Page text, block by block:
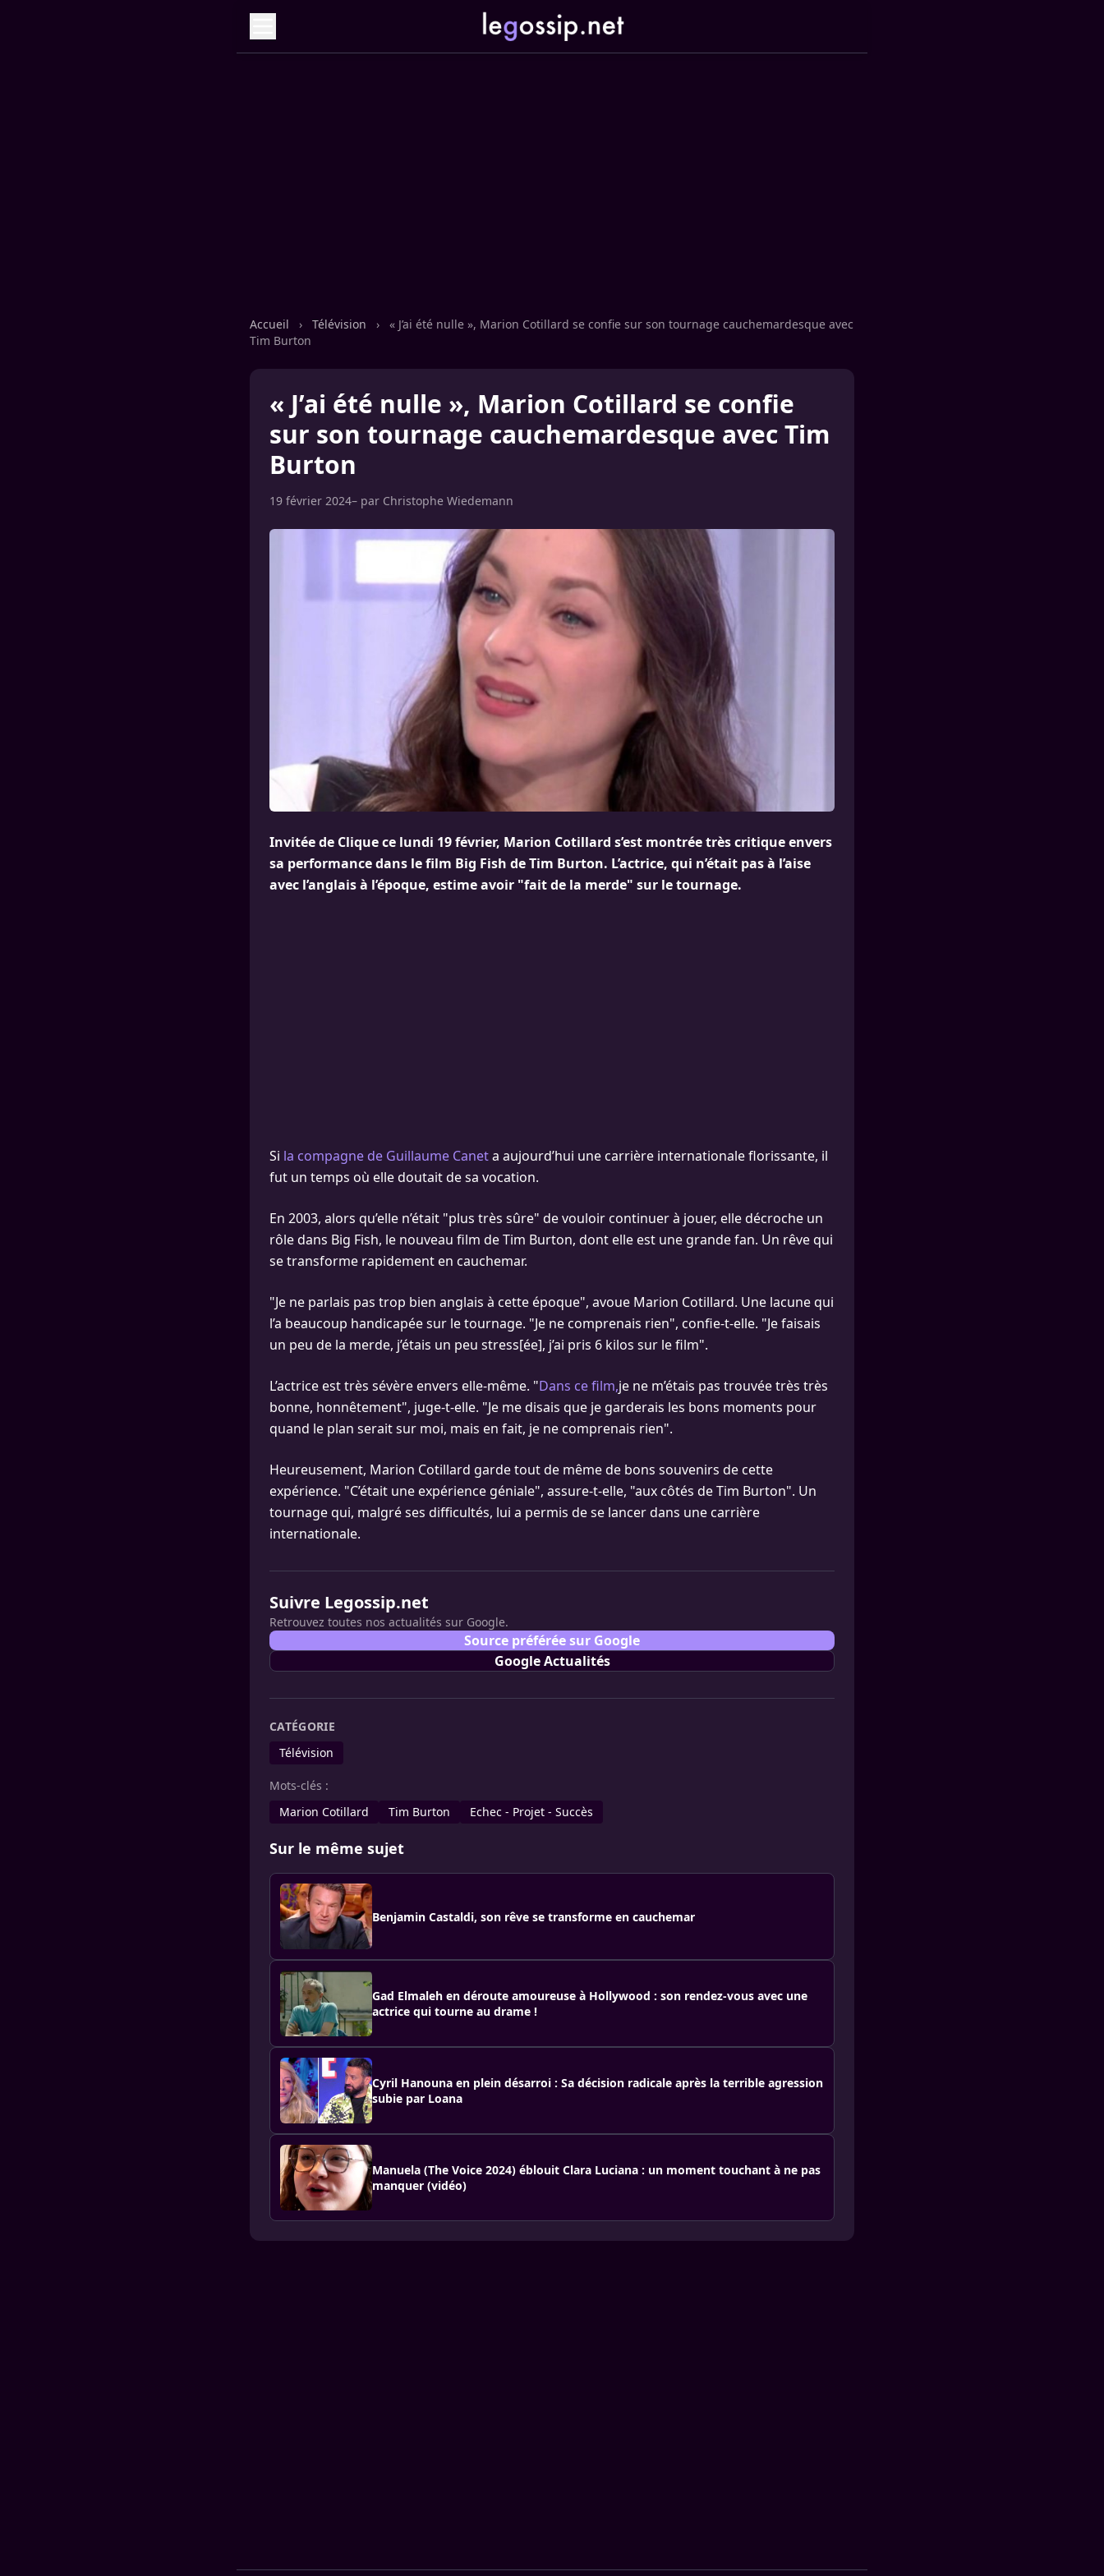
Accueil › Télévision ›
« J’ai été nulle », Marion Cotillard se confie sur son tournage cauchemardesque avec
Tim Burton
« J’ai été nulle », Marion Cotillard se confie
sur son tournage cauchemardesque avec Tim
Burton
19 février 2024– par Christophe Wiedemann
Invitée de Clique ce lundi 19 février, Marion Cotillard s’est montrée très critique envers
sa performance dans le film Big Fish de Tim Burton. L’actrice, qui n’était pas à l’aise
avec l’anglais à l’époque, estime avoir "fait de la merde" sur le tournage.
Si la compagne de Guillaume Caneta aujourd’hui une carrière internationale florissante, il
fut un temps où elle doutait de sa vocation.
En 2003, alors qu’elle n’était "plus très sûre" de vouloir continuer à jouer, elle décroche un
rôle dans Big Fish, le nouveau film de Tim Burton, dont elle est une grande fan. Un rêve qui
se transforme rapidement en cauchemar.
"Je ne parlais pas trop bien anglais à cette époque", avoue Marion Cotillard. Une lacune qui
l’a beaucoup handicapée sur le tournage. "Je ne comprenais rien", confie-t-elle. "Je faisais
un peu de la merde, j’étais un peu stress[ée], j’ai pris 6 kilos sur le film".
L’actrice est très sévère envers elle-même. "Dans ce film,je ne m’étais pas trouvée très très
bonne, honnêtement", juge-t-elle. "Je me disais que je garderais les bons moments pour
quand le plan serait sur moi, mais en fait, je ne comprenais rien".
Heureusement, Marion Cotillard garde tout de même de bons souvenirs de cette
expérience. "C’était une expérience géniale", assure-t-elle, "aux côtés de Tim Burton". Un
tournage qui, malgré ses difficultés, lui a permis de se lancer dans une carrière
internationale.
Suivre Legossip.net
Retrouvez toutes nos actualités sur Google.
Source préférée sur Google
Google Actualités
CATÉGORIE
Télévision
Mots-clés :
Marion Cotillard
Tim Burton Echec - Projet - Succès
Sur le même sujet
Benjamin Castaldi, son rêve se transforme en cauchemar
Gad Elmaleh en déroute amoureuse à Hollywood : son rendez-vous avec une
actrice qui tourne au drame !
Cyril Hanouna en plein désarroi : Sa décision radicale après la terrible agression
subie par Loana
Manuela (The Voice 2024) éblouit Clara Luciana : un moment touchant à ne pas
manquer (vidéo)